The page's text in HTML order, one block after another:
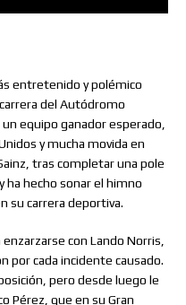
entretenido y polémico
del Autódromo
equipo ganador esperado,
y mucha movida en
tras completar una pole
ha hecho sonar el himno
su carrera deportiva.
con Lando Norris,
por cada incidente causado.
pero desde luego le
Pérez, que en su Gran